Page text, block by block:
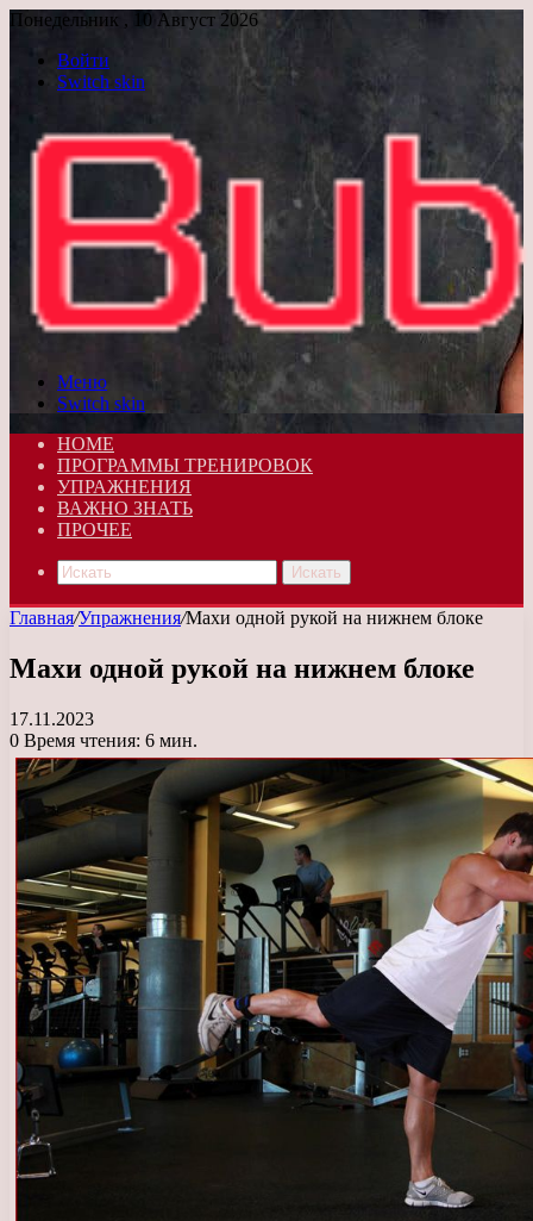
Понедельник , 10 Август 2026
Войти
Switch skin
Меню
Switch skin
HOME
ПРОГРАММЫ ТРЕНИРОВОК
УПРАЖНЕНИЯ
ВАЖНО ЗНАТЬ
ПРОЧЕЕ
Искать
Главная/Упражнения/Махи одной рукой на нижнем блоке
Махи одной рукой на нижнем блоке
17.11.2023
0 Время чтения: 6 мин.